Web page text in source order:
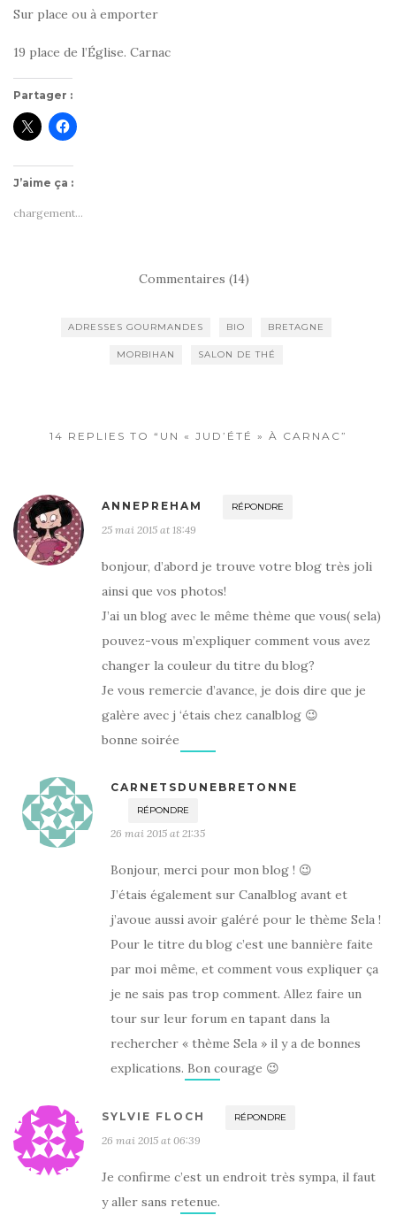
Sur place ou à emporter
19 place de l’Église. Carnac
Partager :
J’aime ça :
chargement…
Commentaires (14)
ADRESSES GOURMANDES BIO BRETAGNE
MORBIHAN SALON DE THÉ
14 REPLIES TO “UN « JUD’ÉTÉ » À CARNAC”
ANNEPREHAM RÉPONDRE
25 mai 2015 at 18:49
bonjour, d’abord je trouve votre blog très joli
ainsi que vos photos!
J’ai un blog avec le même thème que vous( sela)
pouvez-vous m’expliquer comment vous avez
changer la couleur du titre du blog?
Je vous remercie d’avance, je dois dire que je
galère avec j ‘étais chez canalblog 😉
bonne soirée
CARNETSDUNEBRETONNE
RÉPONDRE
26 mai 2015 at 21:35
Bonjour, merci pour mon blog ! 😉
J’étais également sur Canalblog avant et
j’avoue aussi avoir galéré pour le thème Sela !
Pour le titre du blog c’est une bannière faite
par moi même, et comment vous expliquer ça
je ne sais pas trop comment. Allez faire un
tour sur leur forum en tapant dans la
rechercher « thème Sela » il y a de bonnes
explications. Bon courage 😉
SYLVIE FLOCH RÉPONDRE
26 mai 2015 at 06:39
Je confirme c’est un endroit très sympa, il faut
y aller sans retenue.